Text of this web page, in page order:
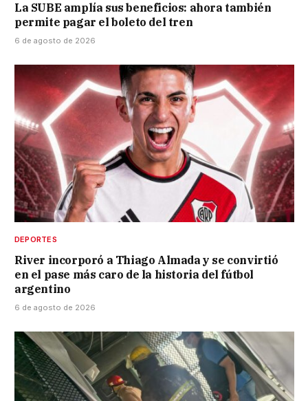
La SUBE amplía sus beneficios: ahora también
permite pagar el boleto del tren
6 de agosto de 2026
DEPORTES
River incorporó a Thiago Almada y se convirtió
en el pase más caro de la historia del fútbol
argentino
6 de agosto de 2026